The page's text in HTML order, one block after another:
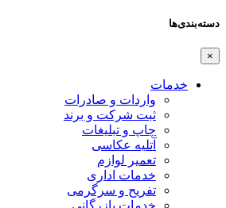
دسته‌بندی‌ها
×
خدمات
واردات و صادرات
ثبت شرکت و برند
چاپ و تبلیغات
آتلیه عکاسی
تعمیر لوازم
خدمات اداری
تفریح و سرگرمی